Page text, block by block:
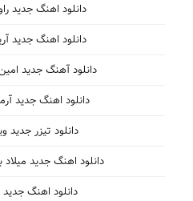
دانلود اهنگ جدید
دانلود اهنگ جدید
دانلود آهنگ جدید
دانلود اهنگ جدید
دانلود تیزر
دانلود اهنگ جدید
دانلود اهنگ جدید